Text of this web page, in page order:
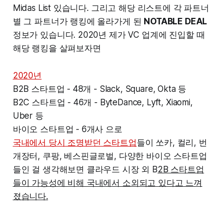
Midas List 있습니다. 그리고 해당 리스트에 각 파트너
별 그 파트너가 랭킹에 올라가게 된 NOTABLE DEAL
정보가 있습니다. 2020년 제가 VC 업계에 진입할 때
해당 랭킹을 살펴보자면
2020년
B2B 스타트업 - 48개 - Slack, Square, Okta 등
B2C 스타트업 - 46개 - ByteDance, Lyft, Xiaomi,
Uber 등
바이오 스타트업 - 6개사 으로
국내에서 당시 조명받던 스타트업들이 쏘카, 컬리, 번
개장터, 쿠팡, 베스핀글로벌, 다양한 바이오 스타트업
들인 걸 생각해보면 클라우드 시장 외 B2B 스타트업
들이 가능성에 비해 국내에서 소외되고 있다고 느껴
졌습니다.